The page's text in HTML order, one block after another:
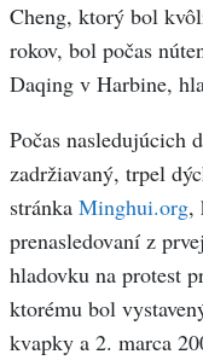
Cheng, ktorý bol
rokov, bol počas
Daqing v Harbine,
Počas nasledujúcich
zadržiavaný, trpel
stránka Minghui.org,
prenasledovaní z
hladovku na protest
ktorému bol
kvapky a 2. marca